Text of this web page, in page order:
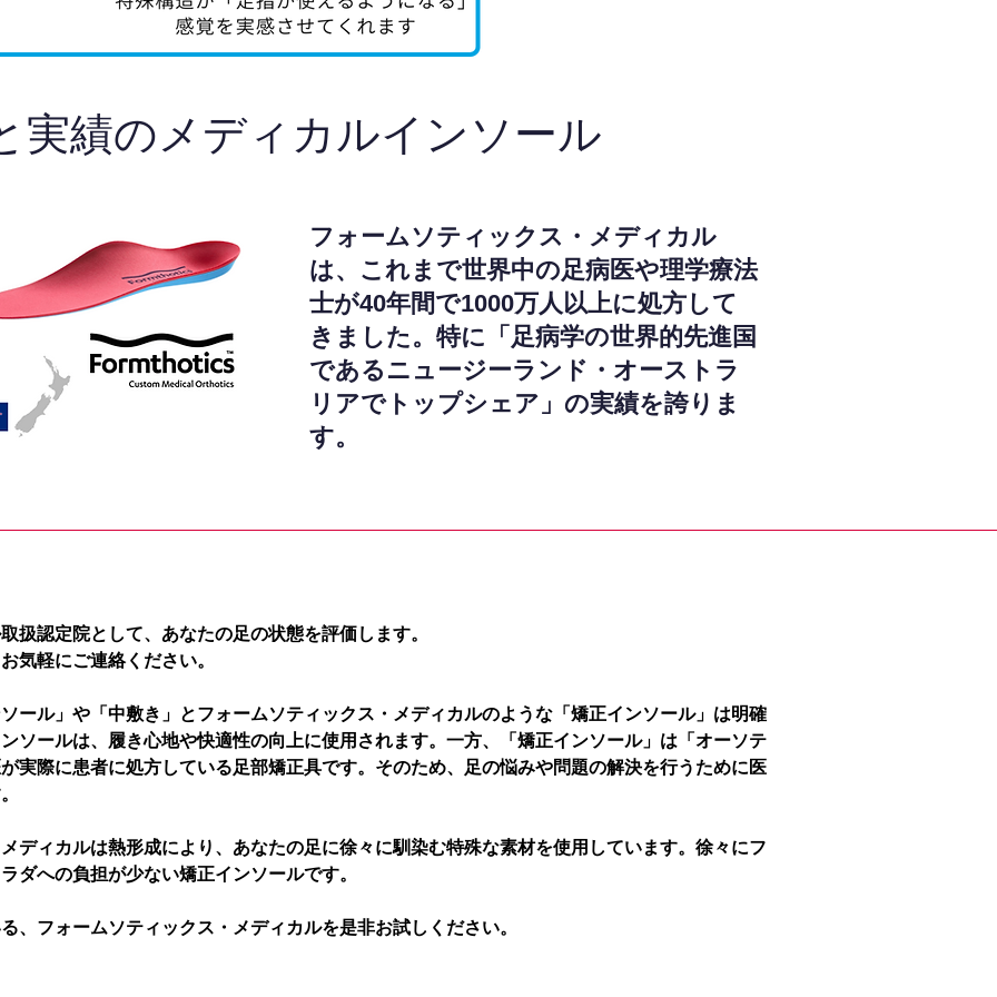
実績のメディカルインソール
フォームソティックス・メディカル
は、これまで世界中の足病医や理学療法
士が40年間で1000万人以上に処方して
きました。特に「足病学の世界的先進国
であるニュージーランド・オーストラ
リアでトップシェア」の実績を誇りま
す。
扱認定院として、あなたの足の状態を評価します。
気軽にご連絡ください。
ール」や「中敷き」とフォームソティックス・メディカルのような「矯正インソール」は明確
ソールは、履き心地や快適性の向上に使用されます。一方、「矯正インソール」は「オーソテ
実際に患者に処方している足部矯正具です。そのため、足の悩みや問題の解決を行うために医
ディカルは熱形成により、あなたの足に徐々に馴染む特殊な素材を使用しています。徐々にフ
ダへの負担が少ない矯正インソールです。
、フォームソティックス・メディカルを是非お試しください。